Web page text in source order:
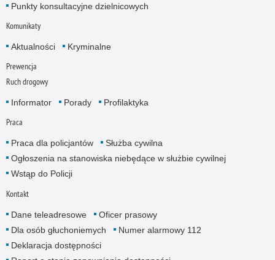
Punkty konsultacyjne dzielnicowych
Komunikaty
Aktualności Kryminalne
Prewencja
Ruch drogowy
Informator Porady Profilaktyka
Praca
Praca dla policjantów
Służba cywilna
Ogłoszenia na stanowiska niebędące w służbie cywilnej
Wstąp do Policji
Kontakt
Dane teleadresowe
Oficer prasowy
Dla osób głuchoniemych
Numer alarmowy 112
Deklaracja dostępności